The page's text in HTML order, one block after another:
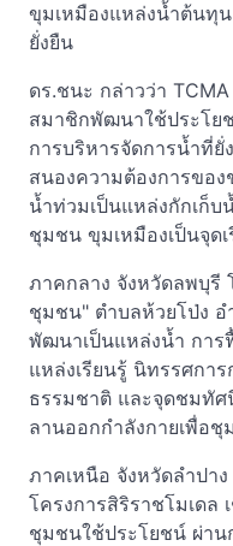
ขุมเหมืองแหล่งน้ำต้นทุ
ยั่งยืน
ดร.ชนะ กล่าวว่า
สมาชิกพัฒนาใช้ประโย
การบริหารจัดการน้ำที่
สนองความต้องการขอ
น้ำท่วมเป็นแหล่งกักเก็บ
ชุมชน ขุมเหมืองเป็นจุด
ภาคกลาง จังหวัดลพบุรี
ชุมชน" ตำบลห้วยโป่ง อ
พัฒนาเป็นแหล่งน้ำ กา
แหล่งเรียนรู้ นิทรรศกา
ธรรมชาติ และจุดชมทั
ลานออกกำลังกายเพื่อ
ภาคเหนือ จังหวัดลำปา
โครงการสิริราชโมเดล
ชุมชนใช้ประโยชน์ ผ่าน